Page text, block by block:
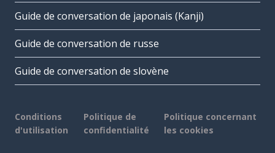
Guide de conversation de japonais (Kanji)
Guide de conversation de russe
Guide de conversation de slovène
Conditions
d'utilisation
Politique de
confidentialité
Politique concernant
les cookies